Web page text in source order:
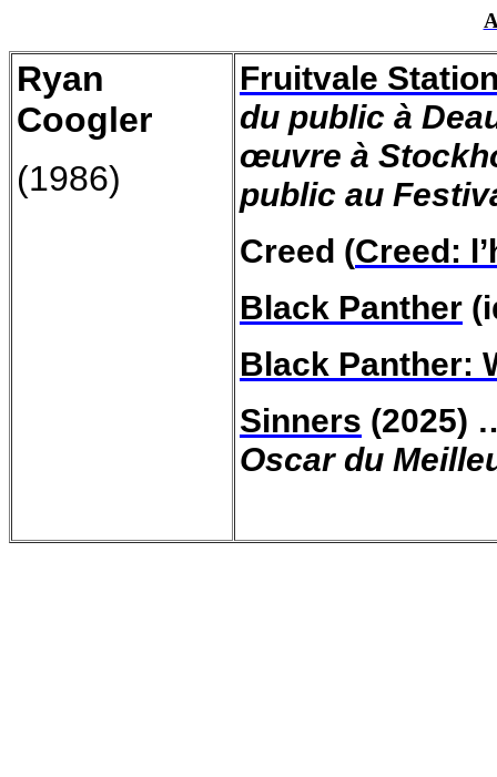
Ryan
Coogler
(1986)
Fruitvale
du public à
œuvre à
public au
Creed (Creed:
Black Panther
Black Panther:
Sinners (2025)
Oscar du